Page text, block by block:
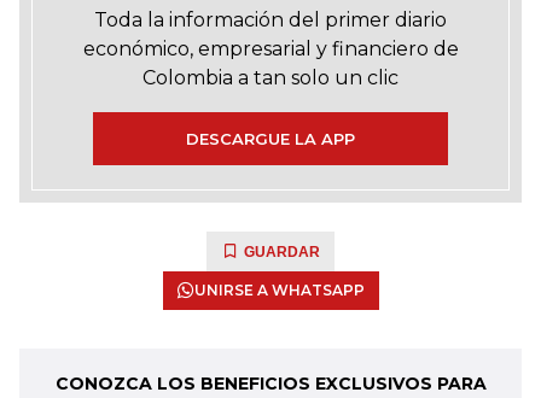
Toda la información del primer diario
económico, empresarial y financiero de
Colombia a tan solo un clic
DESCARGUE LA APP
GUARDAR
UNIRSE A WHATSAPP
CONOZCA LOS BENEFICIOS EXCLUSIVOS PARA